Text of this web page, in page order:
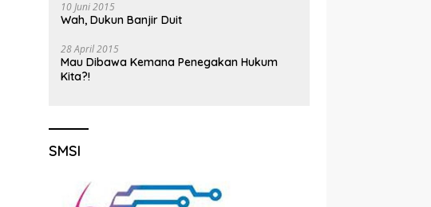
10 Juni 2015
Wah, Dukun Banjir Duit
28 April 2015
Mau Dibawa Kemana Penegakan Hukum
Kita?!
SMSI